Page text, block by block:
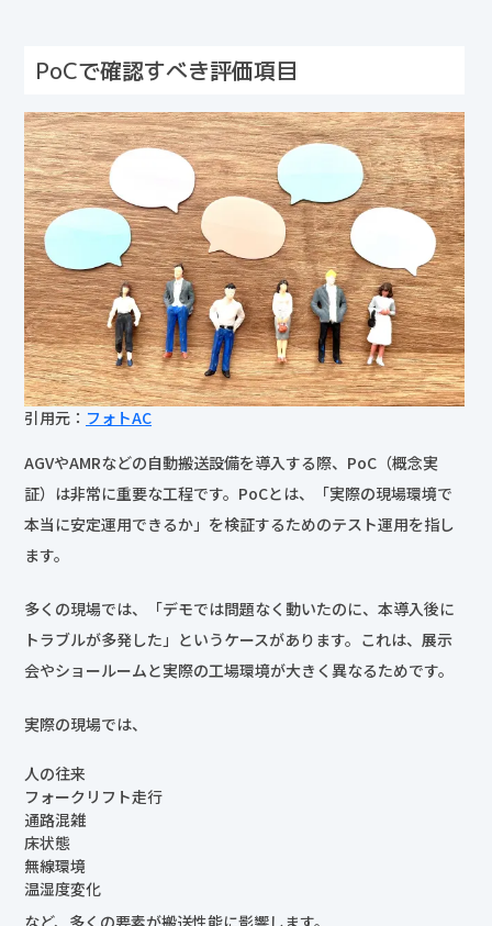
PoCで確認すべき評価項目
引用元： フォトAC
AGVやAMRなどの自動搬送設備を導入する際、PoC（概念実
証）は非常に重要な工程です。PoCとは、「実際の現場環境で
本当に安定運用できるか」を検証するためのテスト運用を指し
ます。
多くの現場では、「デモでは問題なく動いたのに、本導入後に
トラブルが多発した」というケースがあります。これは、展示
会やショールームと実際の工場環境が大きく異なるためです。
実際の現場では、
人の往来
フォークリフト走行
通路混雑
床状態
無線環境
温湿度変化
など、多くの要素が搬送性能に影響します。